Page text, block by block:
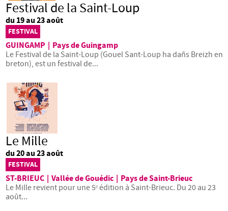
Festival de la Saint-Loup
du 19 au 23 août
FESTIVAL
GUINGAMP
Pays de Guingamp
Le Festival de la Saint-Loup (Gouel Sant-Loup ha dañs Breizh en
breton), est un festival de...
Le Mille
du 20 au 23 août
FESTIVAL
ST-BRIEUC Vallée de Gouédic
Pays de Saint-Brieuc
Le Mille revient pour une 5ᵉ édition à Saint-Brieuc. Du 20 au 23
août...